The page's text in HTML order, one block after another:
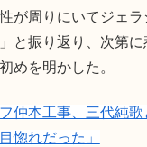
が周りにいてジェラ
と振り返り、次第
めを明かした。
フ仲本工事、三代純
惚れだった」